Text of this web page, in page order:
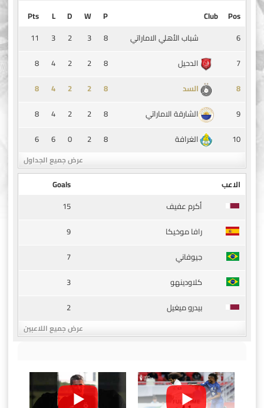
Pos
Club
P
W
D
L
Pts
6
شباب الأهلي الاماراتي 8
3
2
3
11
7
الدحيل 8
2
2
4
8
8
السد 8
2
2
4
8
9
الشارقة الاماراتي 8
2
2
4
8
10
الغرافة 8
2
0
6
6
عرض جميع الجداول
الاعب
Goals
أكرم عفيف
15
رافا موخيكا
9
جيوفاني
7
كلاودينهو
3
بيدرو ميغيل
2
عرض جميع اللاعبين